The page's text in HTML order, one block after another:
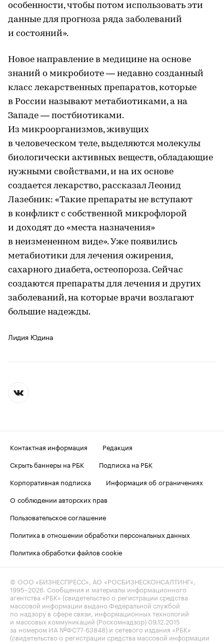
особенности, чтобы потом использовать эти
данные для прогноза ряда заболеваний
и состояний».
Новое направление в медицине на основе
знаний о микробиоте — недавно созданный
класс лекарственных препаратов, которые
в России называют метабиотиками, а на
Западе — постбиотиками.
Из микроорганизмов, живущих
в человеческом теле, выделяются молекулы
биологически активных веществ, обладающие
нужными свойствами, и на их основе
создается лекарство, рассказал Леонид
Лазебник: «Такие препараты не вступают
в конфликт с собственной микрофлорой
и доходят до «места назначения»
в неизмененном виде». Уже появились
метабиотики для лечения ожирения,
сахарного диабета, остеопороза. Сейчас
создаются препараты для лечения и других
заболеваний, на которые врачи возлагают
большие надежды.
Лидия Юдина
Контактная информация
Редакция
Скрыть баннеры на РБК
Подписка на РБК
Корпоративная подписка
Информация об ограничениях
О соблюдении авторских прав
Пользовательское соглашение
Политика в отношении обработки персональных данных
Политика обработки файлов cookie
© ООО «БИЗНЕСПРЕСС», АО «РОСБИЗНЕСКОНСАЛТИНГ»,
1995–2026 . Сообщения и материалы информационного
агентства «РБК» (свидетельство о регистрации средства
массовой информации выдано Федеральной службой
по надзору в сфере связи, информационных технологий
и массовых коммуникаций (Роскомнадзор) 09.12.2015
за номером ИА №ФС77-63848) и сетевого издания «РБК»
(свидетельство о регистрации средства массовой информации